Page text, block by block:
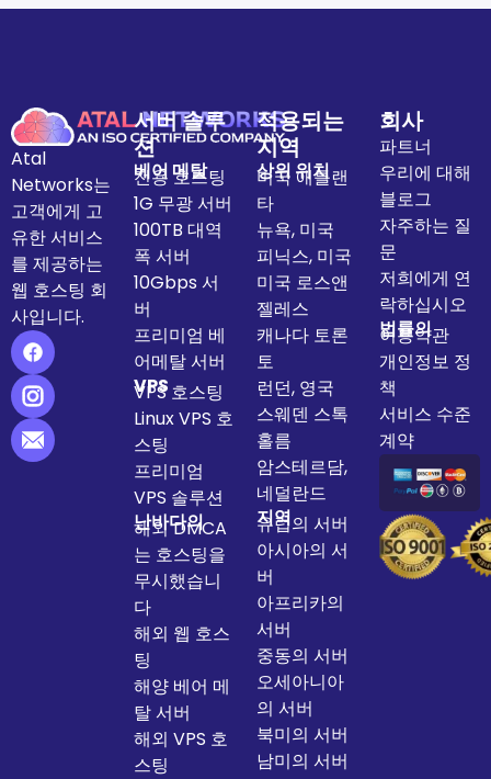
Atal
Networks는
고객에게 고
유한 서비스
를 제공하는
웹 호스팅 회
사입니다.
서버 솔루
션
베어 메탈
전용 호스팅
1G 무광 서버
100TB 대역
폭 서버
10Gbps 서
버
프리미엄 베
어메탈 서버
VPS
VPS 호스팅
Linux VPS 호
스팅
프리미엄
VPS 솔루션
난바다의
해외 DMCA
는 호스팅을
무시했습니
다
해외 웹 호스
팅
해양 베어 메
탈 서버
해외 VPS 호
스팅
적용되는
지역
상위 위치
미국 애틀랜
타
뉴욕, 미국
피닉스, 미국
미국 로스앤
젤레스
캐나다 토론
토
런던, 영국
스웨덴 스톡
홀름
암스테르담,
네덜란드
지역
유럽의 서버
아시아의 서
버
아프리카의
서버
중동의 서버
오세아니아
의 서버
북미의 서버
남미의 서버
회사
파트너
우리에 대해
블로그
자주하는 질
문
저희에게 연
락하십시오
법률의
이용약관
개인정보 정
책
서비스 수준
계약